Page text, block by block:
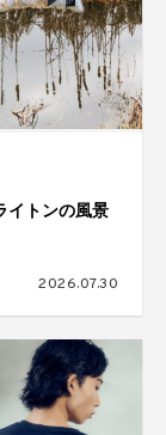
イトンの風景
2026.07.30